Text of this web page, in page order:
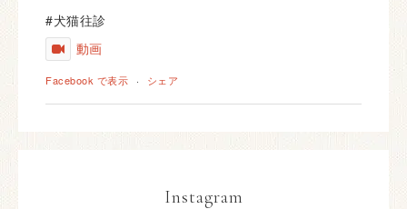
#犬猫往診
動画
Facebook で表示 · シェア
Instagram